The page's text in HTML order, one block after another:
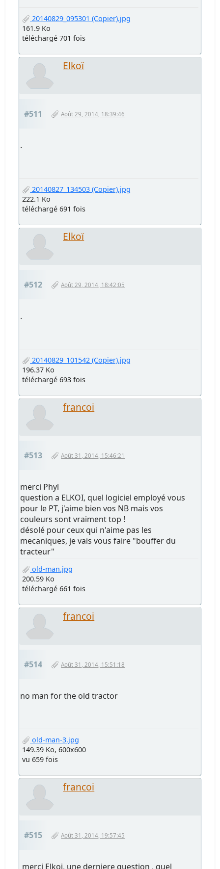
20140829_095301 (Copier).jpg
161.9 Ko
téléchargé 701 fois
Elkoï
#511 Août 29, 2014, 18:39:46
.
20140827_134503 (Copier).jpg
222.1 Ko
téléchargé 691 fois
Elkoï
#512 Août 29, 2014, 18:42:05
.
20140829_101542 (Copier).jpg
196.37 Ko
téléchargé 693 fois
francoi
#513 Août 31, 2014, 15:46:21
merci Phyl
question a ELKOI, quel logiciel employé vous
pour le PT, j'aime bien vos NB mais vos
couleurs sont vraiment top !
désolé pour ceux qui n'aime pas les
mecaniques, je vais vous faire "bouffer du
tracteur"
old-man.jpg
200.59 Ko
téléchargé 661 fois
francoi
#514 Août 31, 2014, 15:51:18
no man for the old tractor
old-man-3.jpg
149.39 Ko, 600x600
vu 659 fois
francoi
#515 Août 31, 2014, 19:57:45
merci Elkoi, une derniere question , quel